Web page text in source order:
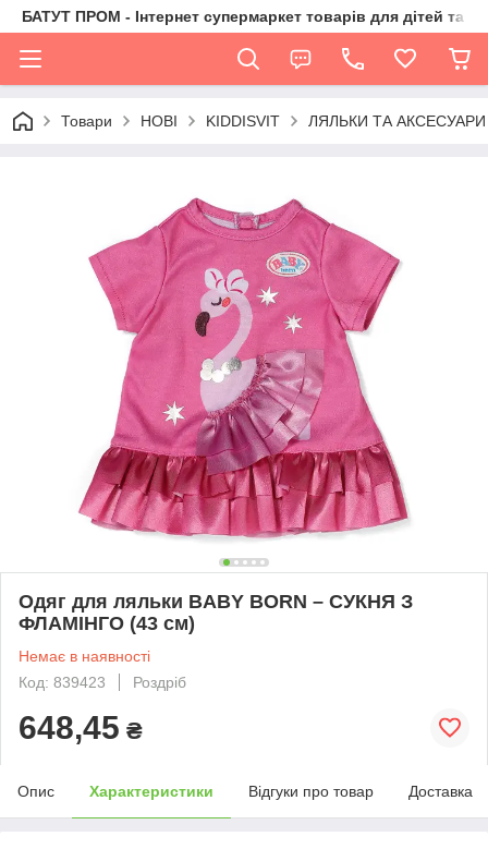
БАТУТ ПРОМ - Інтернет супермаркет товарів для дітей та їх
Товари НОВІ KIDDISVIT ЛЯЛЬКИ ТА АКСЕСУАРИ
Одяг для ляльки BABY BORN – СУКНЯ З
ФЛАМІНГО (43 см)
Немає в наявності
Код: 839423
Роздріб
648,45 ₴
Опис Характеристики Відгуки про товар Доставка